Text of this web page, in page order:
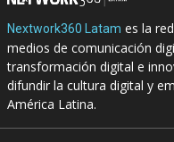
Nextwork360 Latam es la
medios de comunicación
transformación digital e
difundir la cultura digital y
América Latina.